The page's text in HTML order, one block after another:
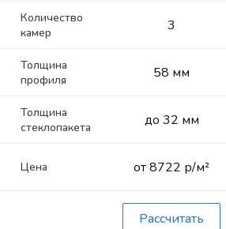
Количество
камер
Толщина
профиля
Толщина
стеклопакета
Цена
3
58 мм
до 32 мм
от 8722 р/м²
Рассчитать